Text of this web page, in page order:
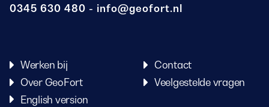
0345 630 480
info@geofort.nl
Werken bij
Over GeoFort
English version
Contact
Veelgestelde vragen